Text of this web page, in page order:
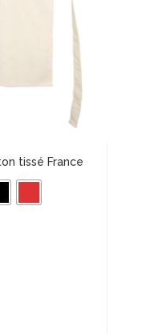
tissé France